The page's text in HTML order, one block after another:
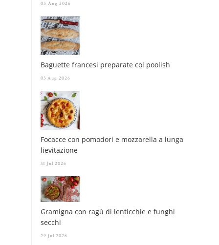
05 Aug 2026
Baguette francesi preparate col poolish
03 Aug 2026
Focacce con pomodori e mozzarella a lunga
lievitazione
31 Jul 2026
Gramigna con ragù di lenticchie e funghi
secchi
29 Jul 2026